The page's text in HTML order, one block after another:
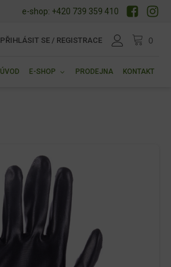
e-shop: +420 739 359 410
PŘIHLÁSIT SE / REGISTRACE
ÚVOD E-SHOP PRODEJNA KONTAKT